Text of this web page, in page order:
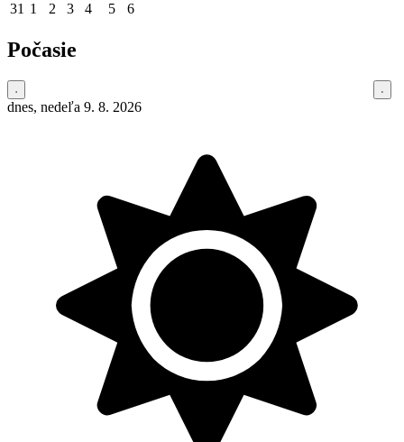
31 1 2 3 4 5 6
Počasie
dnes, nedeľa 9. 8. 2026